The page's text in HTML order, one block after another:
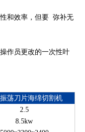
和效率，但要 弥补无
作员更改的一次性叶
荡刀片海绵切割机
2.5
8.5kw